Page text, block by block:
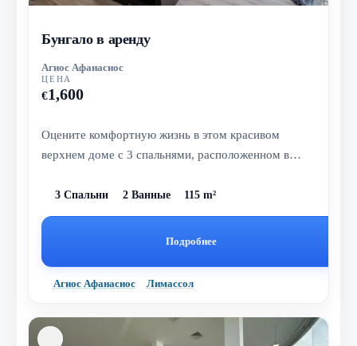
Бунгало в аренду
Агиос Афанасиос
ЦЕНА
€1,600
Оцените комфортную жизнь в этом красивом
верхнем доме с 3 спальнями, расположенном в
3 Спальни 2 Ванные 115 m²
Подробнее
Агиос Афанасиос Лимассол